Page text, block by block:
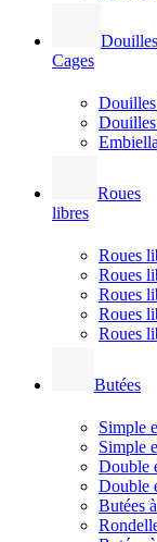
Cages
Roues
libres
Roues
Roues
Roues
Roues
Roues
Butées
Simple
Simple
Double
Double
Butées